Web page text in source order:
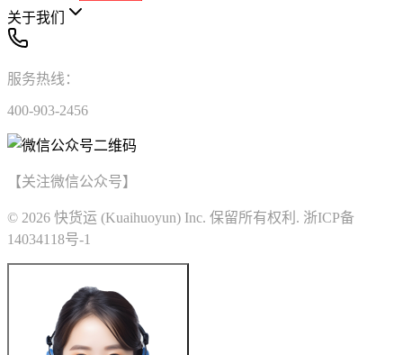
关于我们
服务热线：
400-903-2456
【关注微信公众号】
© 2026 快货运 (Kuaihuoyun) Inc. 保留所有权利. 浙ICP备
14034118号-1